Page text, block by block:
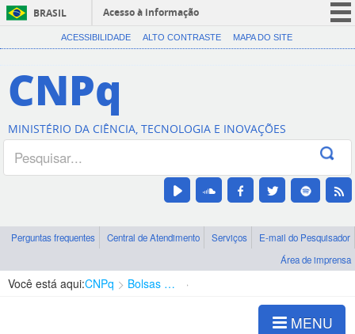
BRASIL
Acesso à informação
CORONAVÍRUS (COVID-19)
Canais
ACESSIBILIDADE ALTO CONTRASTE MAPA DO SITE
CNPq
MINISTÉRIO DA CIÊNCIA, TECNOLOGIA E INOVAÇÕES
Perguntas frequentes Central de Atendimento Serviços
E-mail do Pesquisador
Área de imprensa
Você está aqui:CNPq Bolsas e Auxílios Vigentes
MENU